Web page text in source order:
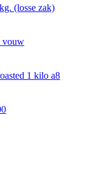
(losse zak)
vouw
1 kilo a8